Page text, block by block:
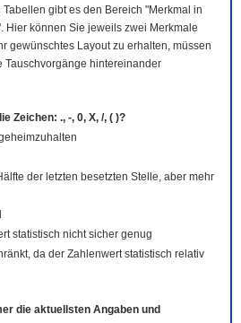
gibt es den Bereich "Merkmal in
Hier können Sie jeweils zwei Merkmale
gewünschtes Layout zu erhalten, müssen
Tauschvorgänge hintereinander
Zeichen: ., -, 0, X, /, ( )?
der letzten besetzten Stelle, aber mehr
statistisch nicht sicher genug
da der Zahlenwert statistisch relativ
die aktuellsten Angaben und